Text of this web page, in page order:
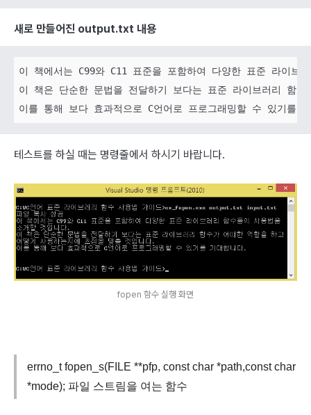
새로 만들어진 output.txt 내용
이 책에서는 C99와 C11 표준을 포함하여 다양한 표준 라이브
이 책은 단순한 문법을 전달하기 보다는 표준 라이브러리 함
테스트를 하실 때는 명령줄에서 하시기 바랍니다.
fopen 함수 실행 화면
errno_t fopen_s(FILE **pfp, const char *path,const char
*mode); 파일 스트림을 여는 함수